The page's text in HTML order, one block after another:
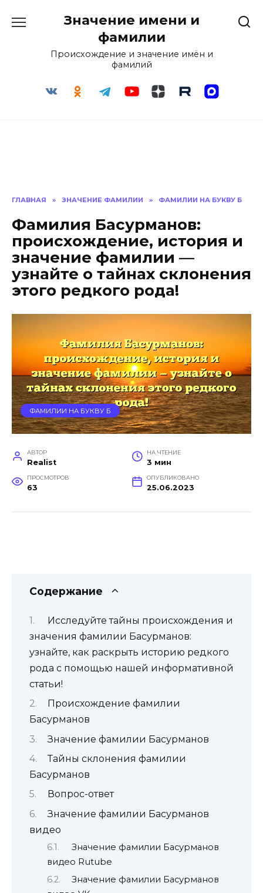
Значение имени и
фамилии
Происхождение и значение имён и
фамилий
ГЛАВНАЯ » ЗНАЧЕНИЕ ФАМИЛИИ » ФАМИЛИИ НА БУКВУ Б
Фамилия Басурманов:
происхождение, история и
значение фамилии —
узнайте о тайнах склонения
этого редкого рода!
ФАМИЛИИ НА БУКВУ Б
АВТОР
Realist
НА ЧТЕНИЕ
3 мин
ПРОСМОТРОВ
63
ОПУБЛИКОВАНО
25.06.2023
Содержание
Исследуйте тайны происхождения и
значения фамилии Басурманов:
узнайте, как раскрыть историю редкого
рода с помощью нашей информативной
статьи!
Происхождение фамилии
Басурманов
Значение фамилии Басурманов
Тайны склонения фамилии
Басурманов
Вопрос-ответ
Значение фамилии Басурманов
видео
Значение фамилии Басурманов
видео Rutube
Значение фамилии Басурманов